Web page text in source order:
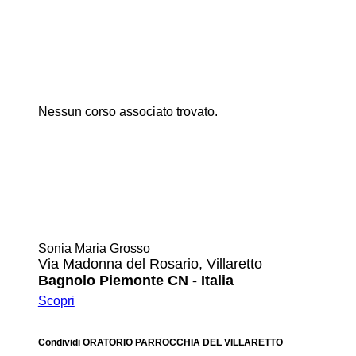
Nessun corso associato trovato.
Sonia Maria Grosso
Via Madonna del Rosario, Villaretto
Bagnolo Piemonte CN - Italia
Scopri
Condividi ORATORIO PARROCCHIA DEL VILLARETTO